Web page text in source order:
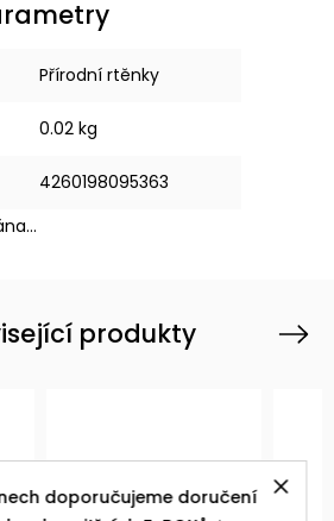
doporučujeme doručení
Přírodní rtěnky
0.02 kg
4260198095363
produkty Next